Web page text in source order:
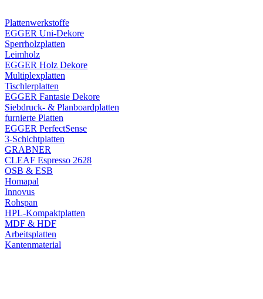
Plattenwerkstoffe
EGGER Uni-Dekore
Sperrholzplatten
Leimholz
EGGER Holz Dekore
Multiplexplatten
Tischlerplatten
EGGER Fantasie Dekore
Siebdruck- & Planboardplatten
furnierte Platten
EGGER PerfectSense
3-Schichtplatten
GRABNER
CLEAF Espresso 2628
OSB & ESB
Homapal
Innovus
Rohspan
HPL-Kompaktplatten
MDF & HDF
Arbeitsplatten
Kantenmaterial